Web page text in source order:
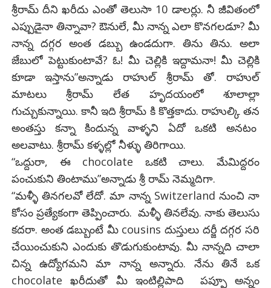
శ్రీరామ్ దీని ఖరీదు ఎంతో తెలుసా 10 డాలర్లు. నీ జీవితంలో
ఎప్పుడైనా తిన్నావా? ఔనులే, మీ నాన్న ఎలా కొనగలడూ? మీ
నాన్న దగ్గర అంత డబ్బు ఉండదుగా. తిను తిను. అలా
జేబులో పెట్టుకుంటావే? ఓ! మీ చెల్లికి ఇద్దామనా! మీ చెల్లికి
కూడా ఇస్తాను”అన్నాడు రాహుల్ శ్రీరామ్ తో. రాహుల్
మాటలు శ్రీరామ్ లేత హృదయంలో శూలాల్లా
గుచ్చుకున్నాయి. కానీ ఇది శ్రీరామ్ కి కొత్తకాదు. రాహుల్కి తన
అంతస్తు కన్నా కిందున్న వాళ్ళని ఏదో ఒకటి అనటం
అలవాటు. శ్రీరామ్ కళ్ళల్లో నీళ్ళు తిరిగాయి.
“ఒద్దురా, ఈ chocolate ఒకటి చాలు. మేమిద్దరం
పంచుకుని తింటాము”అన్నాడు శ్రీ రామ్ నెమ్మదిగా.
“మళ్ళీ తినగలవో లేదో. మా నాన్న Switzerland నుంచి నా
కోసం ప్రత్యేకంగా తెప్పించారు. మళ్ళీ తినలేవు. నాకు తెలుసు
కదరా. అంత డబ్బుంటే మీ cousins దుస్తులు దర్జీ దగ్గర సరి
చేయించుకుని ఎందుకు తొడుగుకుంటావు. మీ నాన్నది చాలా
చిన్న ఉద్యోగమని మా నాన్న అన్నారు. నేను తినే ఒక
chocolate ఖరీదుతో మీ ఇంటిల్లిపాది పప్పూ అన్నం